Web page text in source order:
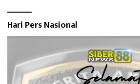
Hari Pers Nasional